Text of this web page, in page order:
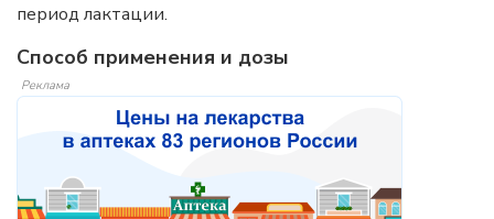
период лактации.
Способ применения и дозы
Реклама